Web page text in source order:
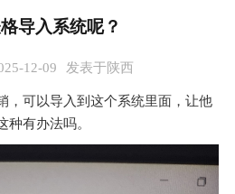
导入系统呢？
12-09 发表于陕西
，可以导入到这个系统里面，让他
种有办法吗。